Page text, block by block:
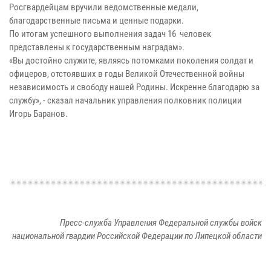
Росгвардейцам вручили ведомственные медали,
благодарственные письма и ценные подарки.
По итогам успешного выполнения задач 16 человек
представлены к государственным наградам».
«Вы достойно служите, являясь потомками поколения солдат и
офицеров, отстоявших в годы Великой Отечественной войны
независимость и свободу нашей Родины. Искренне благодарю за
службу», - сказал начальник управления полковник полиции
Игорь Баранов.
Пресс-служба Управления Федеральной службы войск
национальной гвардии Российской Федерации по Липецкой области